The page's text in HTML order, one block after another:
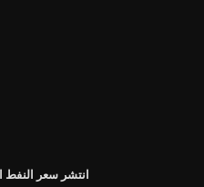
انتشر سعر النفط الخام